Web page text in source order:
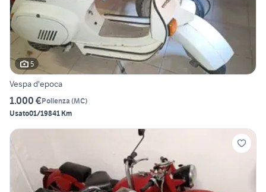
5
Vespa d'epoca
1.000 €Pollenza (MC)
Usato01/19841 Km